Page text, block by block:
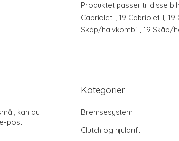
Produktet passer til disse
Cabriolet I, 19 Cabriolet II, 19
Skåp/halvkombi I, 19 Skåp/
kan du
post:
Kategorier
Bremsesystem
Clutch og hjuldrift